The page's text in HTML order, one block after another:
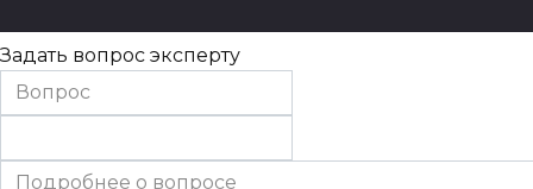
Задать вопрос эксперту